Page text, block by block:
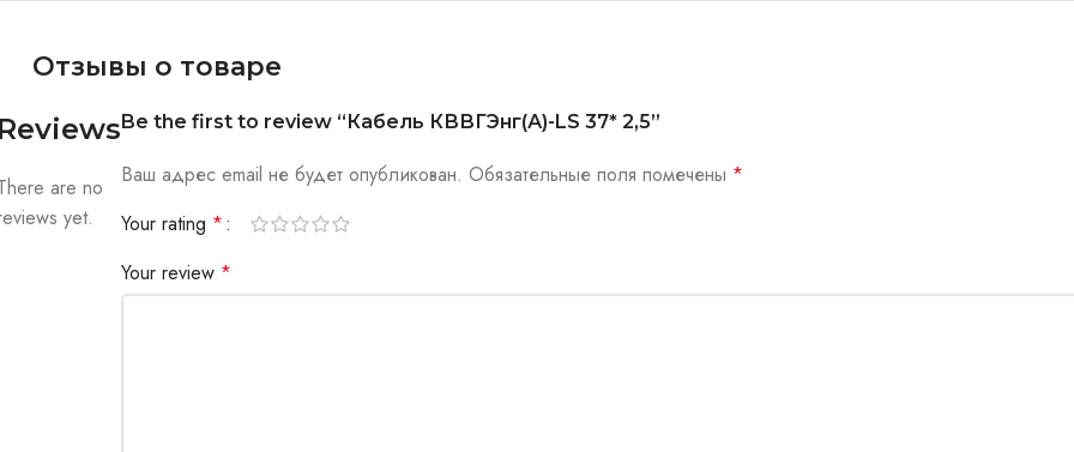
Отзывы о товаре
are no
yet.
Be the first to review “Кабель КВВГЭнг(А)-LS 37* 2,5”
Ваш адрес email не будет опубликован. Обязательные поля помечены *
Your rating *
Your review *